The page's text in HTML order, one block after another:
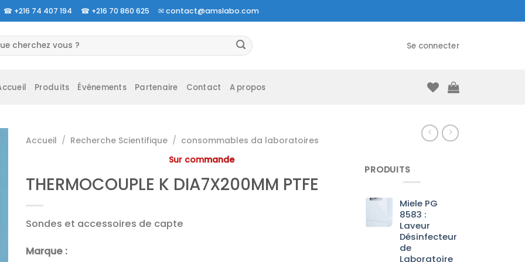
☎ +216 74 407 194 ☎ +216 70 860 625 ✉contact@amslabo.com
:
Se connecter
Produits Événements Partenaire Contact A propos
Accueil / Recherche Scientifique / consommables da laboratoires
Sur commande
THERMOCOUPLE K DIA7X200MM PTFE
Sondes et accessoires de capte
Marque :
PRODUITS
Miele PG
8583 :
Laveur
Désinfecteur
de
Laboratoire